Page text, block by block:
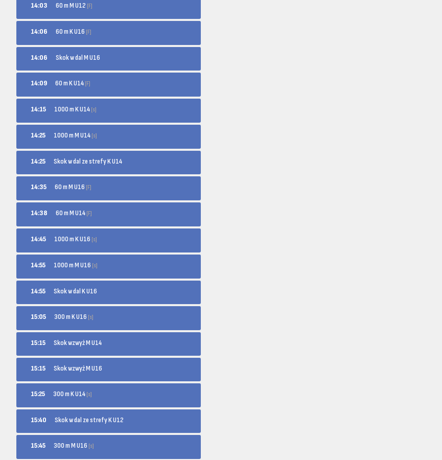
14:03 60 m M U12 [F]
14:06 60 m K U16 [F]
14:06 Skok w dal M U16
14:09 60 m K U14 [F]
14:15 1000 m K U14 [s]
14:25 1000 m M U14 [s]
14:25 Skok w dal ze strefy K U14
14:35 60 m M U16 [F]
14:38 60 m M U14 [F]
14:45 1000 m K U16 [s]
14:55 1000 m M U16 [s]
14:55 Skok w dal K U16
15:05 300 m K U16 [s]
15:15 Skok wzwyż M U14
15:15 Skok wzwyż M U16
15:25 300 m K U14 [s]
15:40 Skok w dal ze strefy K U12
15:45 300 m M U16 [s]